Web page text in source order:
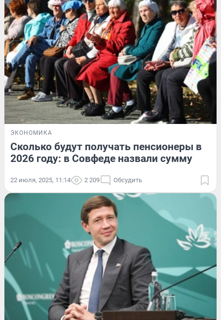
ЭКОНОМИКА
Сколько будут получать пенсионеры в
2026 году: в Совфеде назвали сумму
22 июля, 2025, 11:14 2 209 Обсудить